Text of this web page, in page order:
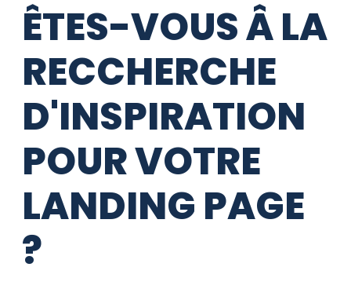
ÊTES-VOUS Â LA
RECCHERCHE
D'INSPIRATION
POUR VOTRE
LANDING PAGE
?